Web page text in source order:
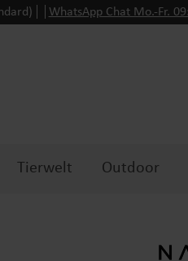
WhatsApp Chat Mo.-Fr.
Tierwelt Outdoor